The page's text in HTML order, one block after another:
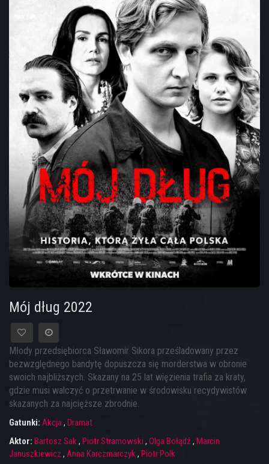
Mój dług 2022
Młody przedsiębiorca Sławomir Sikora prześladowany przez
bezwzględnego bandytę dopuszcza się morderstwa w obronie
swoich najbliższych. Skazany na 25 lat więzienia trafia za kraty,
gdzie musi walczyć o przetrwanie w środowisku recydywistów
skazanych za najcięższe zbrodnie.
Gatunki: Akcja, Dramat
Aktor: Bartosz Sak, Piotr Stramowski , Olga Bołądź , Marcin
Januszkiewicz , Anna Karczmarczyk, Piotr Polk